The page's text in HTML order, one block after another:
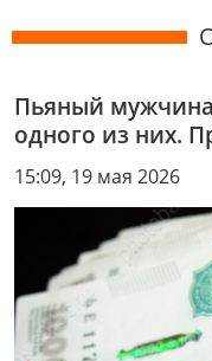
Пьяный
одного из них.
15:09, 19 мая 2026